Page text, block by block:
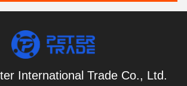
International Trade Co., Ltd.